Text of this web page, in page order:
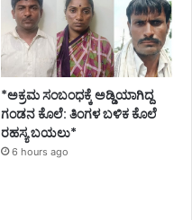
*ಅಕ್ರಮ ಸಂಬಂಧಕ್ಕೆ ಅಡ್ಡಿಯಾಗಿದ್ದ
ಗಂಡನ ಕೊಲೆ: ತಿಂಗಳ ಬಳಿಕ ಕೊಲೆ
ರಹಸ್ಯ ಬಯಲು*
6 hours ago